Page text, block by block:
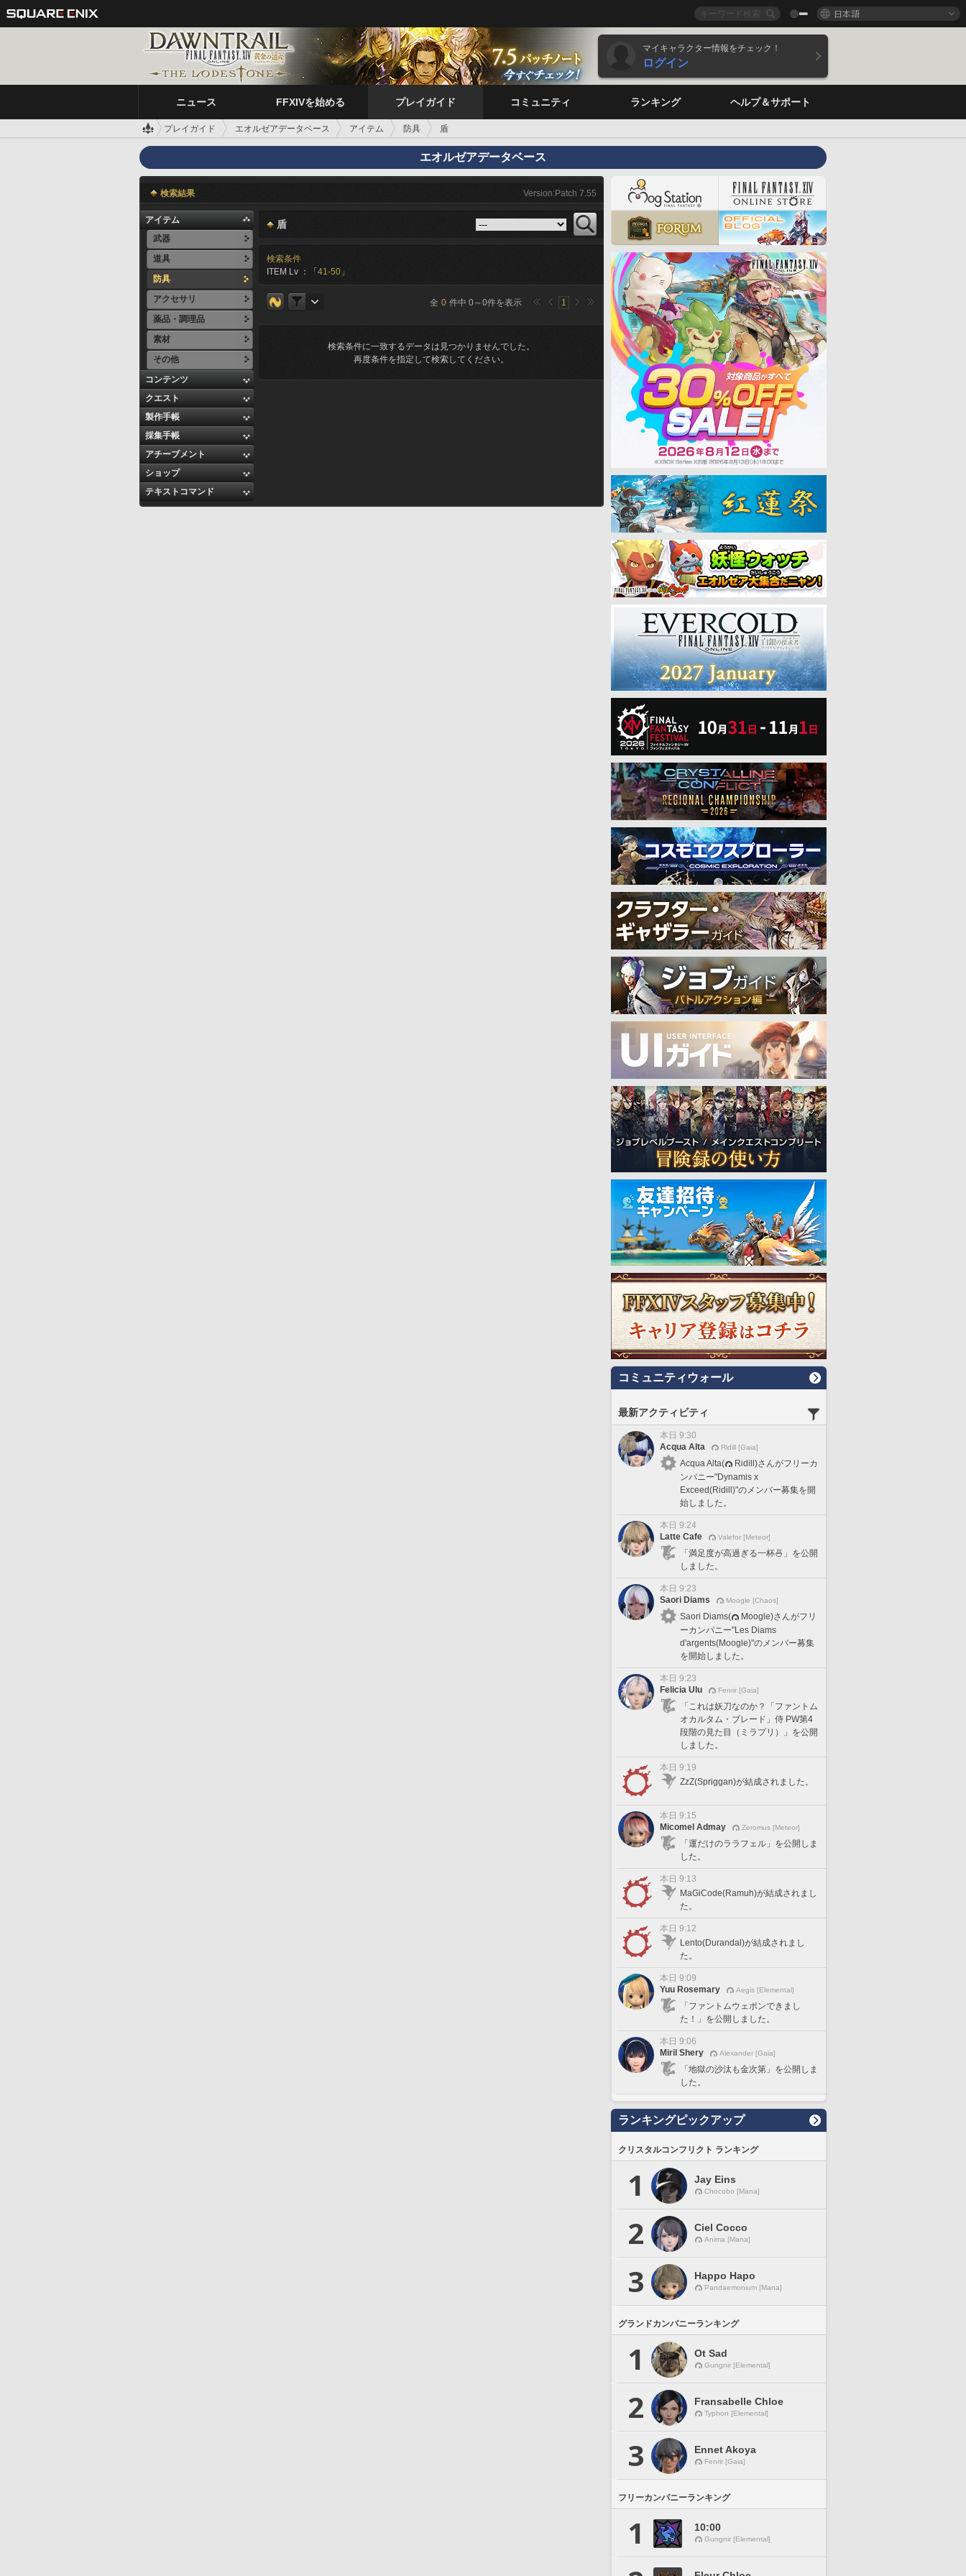
日本語
マイキャラクター情報をチェック！
ログイン
ニュース FFXIVを始める プレイガイド コミュニティ ランキング ヘルプ＆サポート
プレイガイド エオルゼアデータベース アイテム 防具 盾
エオルゼアデータベース
検索結果 Version:Patch 7.55
アイテム
武器
道具
防具
アクセサリ
薬品・調理品
素材
その他
コンテンツ
クエスト
製作手帳
採集手帳
アチーブメント
ショップ
テキストコマンド
盾
検索条件
ITEM Lv ：「 41-50 」
全 0 件中 0～0件を表示 1
検索条件に一致するデータは見つかりませんでした。
再度条件を指定して検索してください。
コミュニティウォール
最新アクティビティ
本日 9:30
Acqua Alta
Ridill [Gaia]
Acqua Alta(
Ridill)さんがフリーカ
ンパニー"Dynamis x
Exceed(Ridill)"のメンバー募集を開
始しました。
本日 9:24
Latte Cafe
Valefor [Meteor]
「満足度が高過ぎる一杯🍜」を公開
しました。
本日 9:23
Saori Diams
Moogle [Chaos]
Saori Diams(
Moogle)さんがフリ
ーカンパニー"Les Diams
d'argents(Moogle)"のメンバー募集
を開始しました。
本日 9:23
Felicia Ulu
Fenrir [Gaia]
「これは妖刀なのか？「ファントム
オカルタム・ブレード」侍 PW第4
段階の見た目（ミラプリ）」を公開
しました。
本日 9:19
ZzZ(Spriggan)が結成されました。
本日 9:15
Micomel Admay
Zeromus [Meteor]
「運だけのララフェル」を公開しま
した。
本日 9:13
MaGiCode(Ramuh)が結成されまし
た。
本日 9:12
Lento(Durandal)が結成されまし
た。
本日 9:09
Yuu Rosemary
Aegis [Elemental]
「ファントムウェポンできまし
た！」を公開しました。
本日 9:06
Miril Shery
Alexander [Gaia]
「地獄の沙汰も金次第」を公開しま
した。
ランキングピックアップ
クリスタルコンフリクト ランキング
1 Jay Eins
Chocobo [Mana]
2 Ciel Cocco
Anima [Mana]
3 Happo Hapo
Pandaemonium [Mana]
グランドカンパニーランキング
1 Ot Sad
Gungnir [Elemental]
2 Fransabelle Chloe
Typhon [Elemental]
3 Ennet Akoya
Fenrir [Gaia]
フリーカンパニーランキング
1 10:00
Gungnir [Elemental]